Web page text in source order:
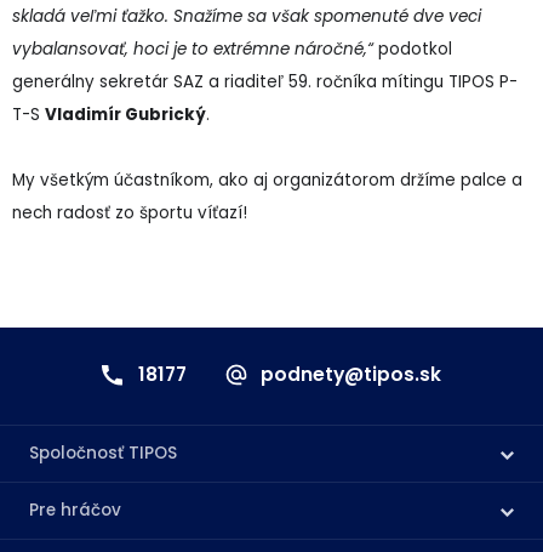
skladá veľmi ťažko. Snažíme sa však spomenuté dve veci
vybalansovať, hoci je to extrémne náročné,“podotkol
generálny sekretár SAZ a riaditeľ 59. ročníka mítingu TIPOS P-
T-S Vladimír Gubrický.
My všetkým účastníkom, ako aj organizátorom držíme palce a
nech radosť zo športu víťazí!
18177 podnety@tipos.sk
Spoločnosť TIPOS
Pre hráčov